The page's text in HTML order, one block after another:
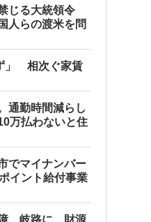
じる大統領令
人らの渡米を問
」 相次ぐ家賃
通勤時間減らし
万払わないと住
でマイナンバー
イント給付事業
障、岐路に 財源